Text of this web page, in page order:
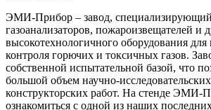
ЭМИ-Прибор – завод,
газоанализаторов, пожароизвещателей и
высокотехнологичного оборудования
контроля горючих и токсичных газов.
собственной испытательной базой, что
большой объем научно-
конструкторских работ. На стенде ЭМИ-
ознакомиться с одной из наших